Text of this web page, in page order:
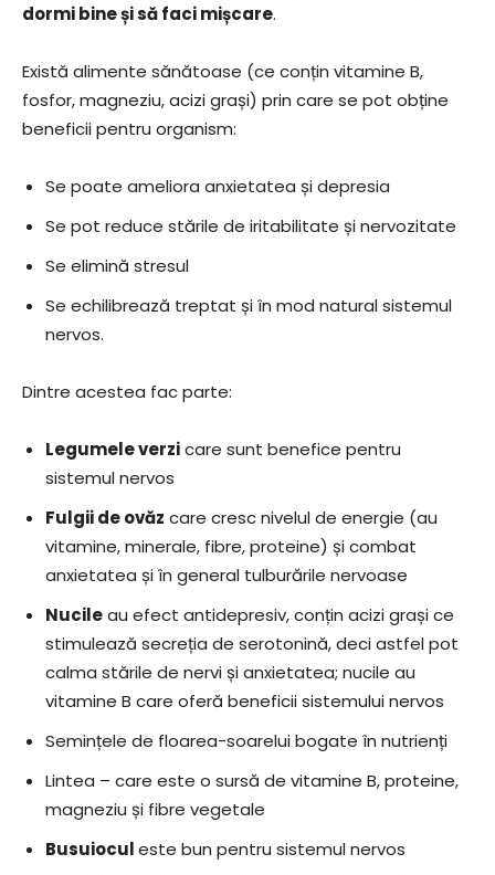
dormi bine și să faci mișcare.
Există alimente sănătoase (ce conțin vitamine B,
fosfor, magneziu, acizi grași) prin care se pot obține
beneficii pentru organism:
Se poate ameliora anxietatea și depresia
Se pot reduce stările de iritabilitate și nervozitate
Se elimină stresul
Se echilibrează treptat și în mod natural sistemul
nervos.
Dintre acestea fac parte:
Legumele verzicare sunt benefice pentru
sistemul nervos
Fulgii de ovăz care cresc nivelul de energie (au
vitamine, minerale, fibre, proteine) și combat
anxietatea și în general tulburările nervoase
Nucileau efect antidepresiv, conțin acizi grași ce
stimulează secreția de serotonină, deci astfel pot
calma stările de nervi și anxietatea; nucile au
vitamine B care oferă beneficii sistemului nervos
Semințele de floarea-soarelui bogate în nutrienți
Lintea – care este o sursă de vitamine B, proteine,
magneziu și fibre vegetale
Busuioculeste bun pentru sistemul nervos